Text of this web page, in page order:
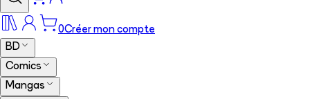
0Créer mon compte
BD
Comics
Mangas